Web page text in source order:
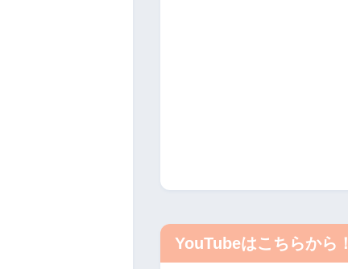
YouTubeはこちらから！